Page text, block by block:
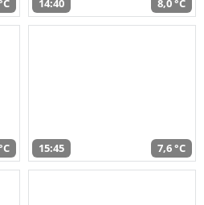
14:40 8,0 °C
15:45 7,6 °C